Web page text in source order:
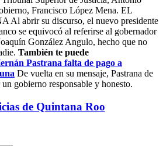
Francisco López Mena. EL
Al abrir su discurso, el nuevo presidente
se equivocó al referirse al gobernador
González Angulo, hecho que no
También te puede
Pastrana falta de pago a
De vuelta en su mensaje, Pastrana de
gobierno responsable y honesto.
de Quintana Roo